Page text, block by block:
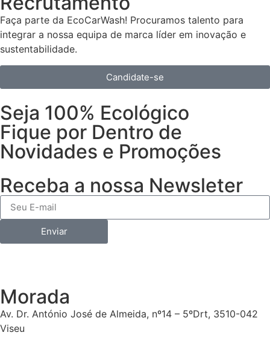
Faça parte da EcoCarWash! Procuramos talento para
integrar a nossa equipa de marca líder em inovação e
sustentabilidade.
Candidate-se
Seja 100% Ecológico
Fique por Dentro de
Novidades e Promoções
Receba a nossa Newsleter
Enviar
Morada
Av. Dr. António José de Almeida, nº14 – 5ºDrt, 3510-042
Viseu